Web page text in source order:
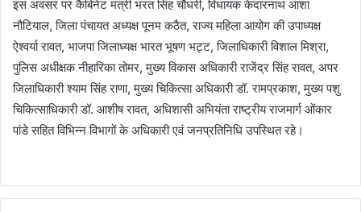
इस अवसर पर कैबिनेट मंत्री भरत सिंह चौधरी, विधायक केदारनाथ आशा
नौटियाल, जिला पंचायत अध्यक्ष पूनम कठैत, राज्य महिला आयोग की उपाध्यक्ष
ऐश्वर्या रावत, भाजपा जिलाध्यक्ष भारत भूषण भट्ट, जिलाधिकारी विशाल मिश्रा,
पुलिस अधीक्षक नीहारिका तोमर, मुख्य विकास अधिकारी राजेंद्र सिंह रावत, अपर
जिलाधिकारी श्याम सिंह राणा, मुख्य चिकित्सा अधिकारी डॉ. रामप्रकाश, मुख्य पशु
चिकित्साधिकारी डॉ. आशीष रावत, अधिशासी अभियंता राष्ट्रीय राजमार्ग ओंकार
पांडे सहित विभिन्न विभागों के अधिकारी एवं जनप्रतिनिधि उपस्थित रहे।